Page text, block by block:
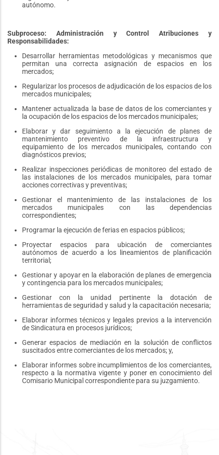
autónomo.
Subproceso: Administración y Control Atribuciones y
Responsabilidades:
Desarrollar herramientas metodológicas y mecanismos que
permitan una correcta asignación de espacios en los
mercados;
Regularizar los procesos de adjudicación de los espacios de los
mercados municipales;
Mantener actualizada la base de datos de los comerciantes y
la ocupación de los espacios de los mercados municipales;
Elaborar y dar seguimiento a la ejecución de planes de
mantenimiento preventivo de la infraestructura y
equipamiento de los mercados municipales, contando con
diagnósticos previos;
Realizar inspecciones periódicas de monitoreo del estado de
las instalaciones de los mercados municipales, para tomar
acciones correctivas y preventivas;
Gestionar el mantenimiento de las instalaciones de los
mercados municipales con las dependencias
correspondientes;
Programar la ejecución de ferias en espacios públicos;
Proyectar espacios para ubicación de comerciantes
autónomos de acuerdo a los lineamientos de planificación
territorial;
Gestionar y apoyar en la elaboración de planes de emergencia
y contingencia para los mercados municipales;
Gestionar con la unidad pertinente la dotación de
herramientas de seguridad y salud y la capacitación necesaria;
Elaborar informes técnicos y legales previos a la intervención
de Sindicatura en procesos jurídicos;
Generar espacios de mediación en la solución de conflictos
suscitados entre comerciantes de los mercados; y,
Elaborar informes sobre incumplimientos de los comerciantes,
respecto a la normativa vigente y poner en conocimiento del
Comisario Municipal correspondiente para su juzgamiento.